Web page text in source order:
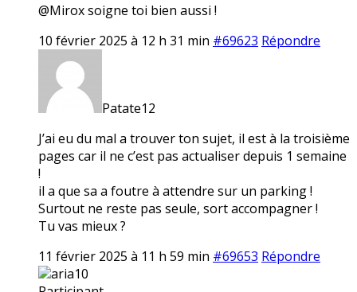
@Mirox soigne toi bien aussi !
10 février 2025 à 12 h 31 min #69623 Répondre
Patate12
J’ai eu du mal a trouver ton sujet, il est à la troisième
pages car il ne c’est pas actualiser depuis 1 semaine
!
il a que sa a foutre à attendre sur un parking !
Surtout ne reste pas seule, sort accompagner !
Tu vas mieux ?
11 février 2025 à 11 h 59 min #69653 Répondre
aria10